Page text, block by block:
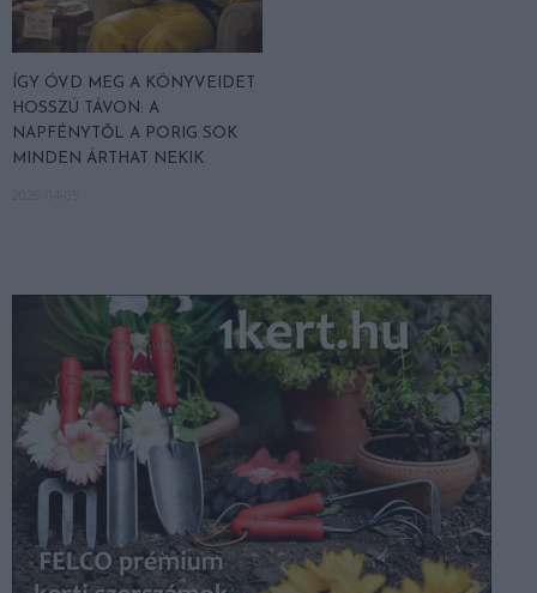
ÍGY ÓVD MEG A KÖNYVEIDET
HOSSZÚ TÁVON: A
NAPFÉNYTŐL A PORIG SOK
MINDEN ÁRTHAT NEKIK